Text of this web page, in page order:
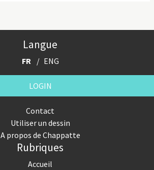
Langue
FR ENG
LOGIN
Contact
Utiliser un dessin
A propos de Chappatte
Rubriques
Accueil